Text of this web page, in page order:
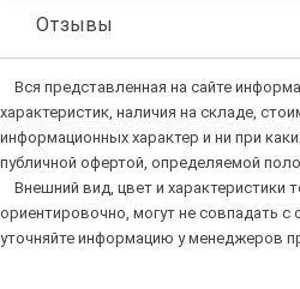
Отзывы
Вся представленная на сайте
характеристик, наличия на складе,
информационных характер и ни при
публичной офертой, определяемой
Внешний вид, цвет и характеристики
ориентировочно, могут не совпадать
уточняйте информацию у менеджеров